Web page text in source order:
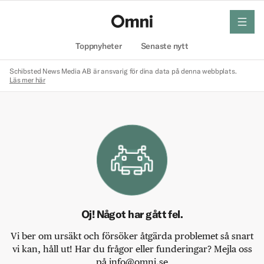
Toppnyheter Senaste nytt
meny
Schibsted News Media AB är ansvarig för dina data på denna webbplats.
Läs mer här
Oj! Något har gått fel.
Vi ber om ursäkt och försöker åtgärda problemet så snart
vi kan, håll ut! Har du frågor eller funderingar? Mejla oss